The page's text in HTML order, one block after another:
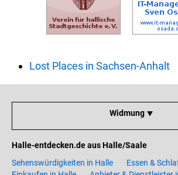
Lost Places in Sachsen-Anhalt
Widmung ⯆
Halle-entdecken.de aus Halle/Saale
Sehenswürdigkeiten in Halle
Essen &